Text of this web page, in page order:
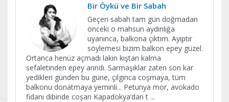
Bir Öykü ve Bir Sabah
Geçen sabah tam gün doğmadan
önceki o mahsun aydınlığa
uyanınca, balkona çıktım. Ayıptır
söylemesi bizim balkon epey güzel.
Ortanca henüz açmadı lakin kıştan kalma
sefaletinden epey arındı. Sarmaşıklar zaten son kar
yedikleri günden bu güne, çılgınca coşmaya, tüm
balkonu donatmaya yeminli... Petunya mor, avokado
fidanı dibinde coşan Kapadokya’dan t ...